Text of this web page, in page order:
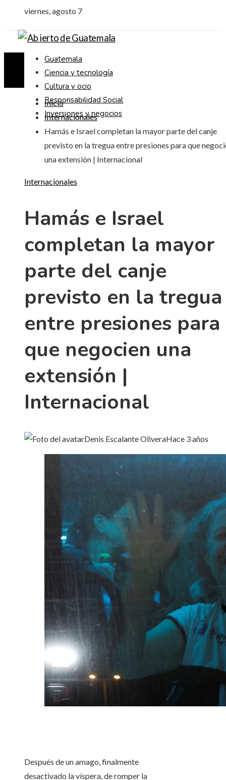
viernes, agosto 7
Guatemala
Ciencia y tecnología
Cultura y ocio
Responsabilidad Social
Inversiones y negocios
Inicio
Internacionales
Hamás e Israel completan la mayor parte del canje
previsto en la tregua entre presiones para que
una extensión | Internacional
Internacionales
Hamás e Israel
completan la mayor
parte del canje
previsto en la tregua
entre presiones para
que negocien una
extensión |
Internacional
Denis Escalante OliveraHace 3 años
Después de un amago, finalmente
desactivado la víspera, de romper la